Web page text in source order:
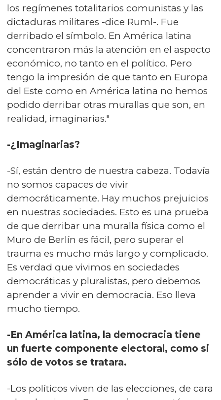
los regímenes totalitarios comunistas y las
dictaduras militares -dice Ruml-. Fue
derribado el símbolo. En América latina
concentraron más la atención en el aspecto
económico, no tanto en el político. Pero
tengo la impresión de que tanto en Europa
del Este como en América latina no hemos
podido derribar otras murallas que son, en
realidad, imaginarias."
-¿Imaginarias?
-Sí, están dentro de nuestra cabeza. Todavía
no somos capaces de vivir
democráticamente. Hay muchos prejuicios
en nuestras sociedades. Esto es una prueba
de que derribar una muralla física como el
Muro de Berlín es fácil, pero superar el
trauma es mucho más largo y complicado.
Es verdad que vivimos en sociedades
democráticas y pluralistas, pero debemos
aprender a vivir en democracia. Eso lleva
mucho tiempo.
-En América latina, la democracia tiene
un fuerte componente electoral, como si
sólo de votos se tratara.
-Los políticos viven de las elecciones, de cara